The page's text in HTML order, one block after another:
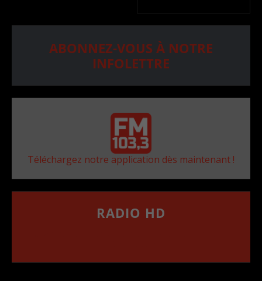
ABONNEZ-VOUS À NOTRE
INFOLETTRE
Téléchargez notre application dès maintenant !
RADIO HD